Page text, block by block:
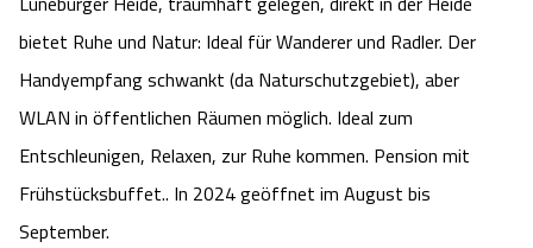
Ferienwohnungen
Ferienhäuser
Pensionen
Ausflugsziele
Wandern
Fahrrad Urlaub
Adventure Schnucken Golf
Serengeti Park
Weltvogelpark Walsrode
Wellness-Unterkünfte
THERMEplus® Unterkünfte
Veranstaltungen & Führungen Lüneburg
Die Residenzstadt Celle
Sehenswürdigkeiten Celle
bietet Ruhe und Natur: Ideal für Wanderer und Radler. Der
Handyempfang schwankt (da Naturschutzgebiet), aber
WLAN in öffentlichen Räumen möglich. Ideal zum
Entschleunigen, Relaxen, zur Ruhe kommen. Pension mit
Frühstücksbuffet.. In 2024 geöffnet im August bis
September.